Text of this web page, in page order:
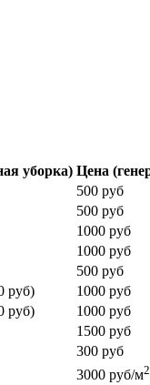
уборка) Цена
500 руб
500 руб
1000 руб
1000 руб
500 руб
руб)
1000 руб
руб)
1000 руб
1500 руб
300 руб
3000 руб/м2